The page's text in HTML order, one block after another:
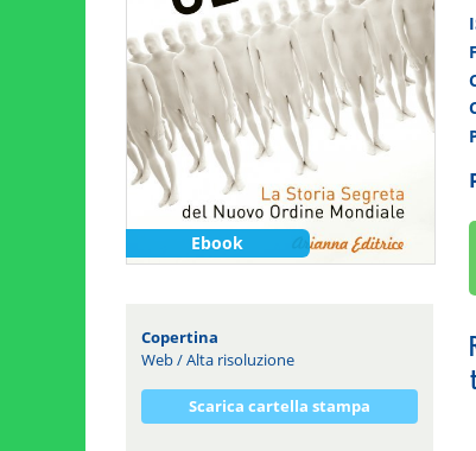
Ebook
Copertina
Web/Alta risoluzione
Scarica cartella stampa